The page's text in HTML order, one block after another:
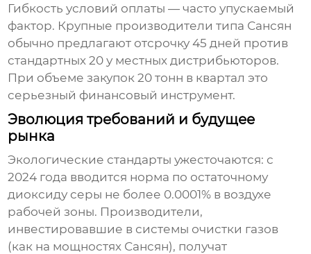
Гибкость условий оплаты — часто упускаемый
фактор. Крупные производители типа Сансян
обычно предлагают отсрочку 45 дней против
стандартных 20 у местных дистрибьюторов.
При объеме закупок 20 тонн в квартал это
серьезный финансовый инструмент.
Эволюция требований и будущее
рынка
Экологические стандарты ужесточаются: с
2024 года вводится норма по остаточному
диоксиду серы не более 0.0001% в воздухе
рабочей зоны. Производители,
инвестировавшие в системы очистки газов
(как на мощностях Сансян), получат